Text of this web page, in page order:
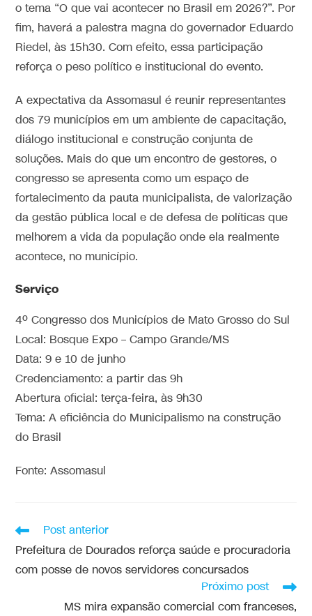
o tema “O que vai acontecer no Brasil em 2026?”. Por
fim, haverá a palestra magna do governador Eduardo
Riedel, às 15h30. Com efeito, essa participação
reforça o peso político e institucional do evento.
A expectativa da Assomasul é reunir representantes
dos 79 municípios em um ambiente de capacitação,
diálogo institucional e construção conjunta de
soluções. Mais do que um encontro de gestores, o
congresso se apresenta como um espaço de
fortalecimento da pauta municipalista, de valorização
da gestão pública local e de defesa de políticas que
melhorem a vida da população onde ela realmente
acontece, no município.
Serviço
4º Congresso dos Municípios de Mato Grosso do Sul
Local: Bosque Expo – Campo Grande/MS
Data: 9 e 10 de junho
Credenciamento: a partir das 9h
Abertura oficial: terça-feira, às 9h30
Tema: A eficiência do Municipalismo na construção
do Brasil
Fonte: Assomasul
Post anterior
Prefeitura de Dourados reforça saúde e procuradoria
com posse de novos servidores concursados
Próximo post
MS mira expansão comercial com franceses,